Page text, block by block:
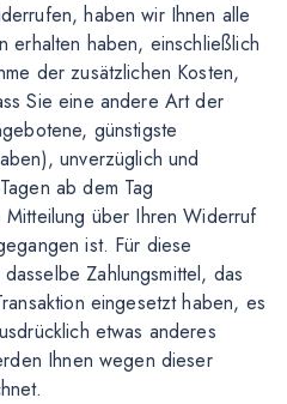
haben wir Ihnen alle
erhalten haben, einschließlich
der zusätzlichen Kosten,
Sie eine andere Art der
günstigste
unverzüglich und
ab dem Tag
über Ihren Widerruf
ist. Für diese
Zahlungsmittel, das
eingesetzt haben, es
etwas anderes
Ihnen wegen dieser